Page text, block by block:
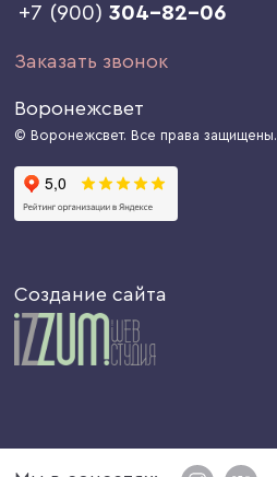
+7 (900)304-82-06
Заказать звонок
Воронежсвет
© Воронежсвет. Все права защищены.
Создание сайта